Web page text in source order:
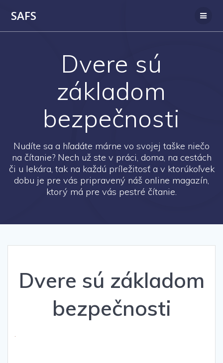
SAFS
Dvere sú
základom
bezpečnosti
Nudíte sa a hľadáte márne vo svojej taške niečo
na čítanie? Nech už ste v práci, doma, na cestách
či u lekára, tak na každú príležitosť a v ktorúkoľvek
dobu je pre vás pripravený náš online magazín,
ktorý má pre vás pestré čítanie.
Dvere sú základom
bezpečnosti